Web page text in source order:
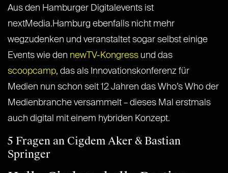
Aus den Hamburger Digitalevents ist
nextMedia.Hamburg ebenfalls nicht mehr
wegzudenken und veranstaltet sogar selbst einige
Events wie den newTV-Kongress und das
scoopcamp, das als Innovationskonferenz für
Medien nun schon seit 12 Jahren das Who’s Who der
Medienbranche versammelt – dieses Mal erstmals
auch digital mit einem hybriden Konzept.
5 Fragen an Cigdem Aker & Bastian
Springer